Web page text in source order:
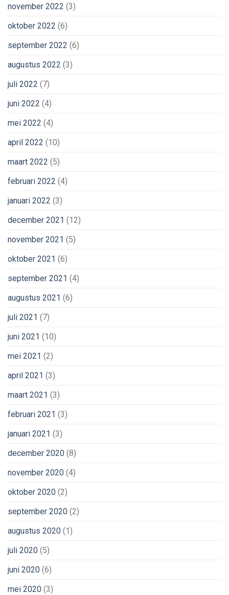
november 2022 (3)
oktober 2022 (6)
september 2022 (6)
augustus 2022 (3)
juli 2022 (7)
juni 2022 (4)
mei 2022 (4)
april 2022 (10)
maart 2022 (5)
februari 2022 (4)
januari 2022 (3)
december 2021 (12)
november 2021 (5)
oktober 2021 (6)
september 2021 (4)
augustus 2021 (6)
juli 2021 (7)
juni 2021 (10)
mei 2021 (2)
april 2021 (3)
maart 2021 (3)
februari 2021 (3)
januari 2021 (3)
december 2020 (8)
november 2020 (4)
oktober 2020 (2)
september 2020 (2)
augustus 2020 (1)
juli 2020 (5)
juni 2020 (6)
mei 2020 (3)